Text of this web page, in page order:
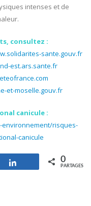
intenses et de
consultez :
sante.gouv.fr
est.ars.sante.fr
et-moselle.gouv.fr
canicule :
risques-
canicule
Partagez 0
PARTAGES